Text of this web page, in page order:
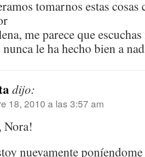
tomarnos estas
me parece que
nunca le ha hecho bien a
dijo:
18, 2010 a las 3:57 am
Nora!
nuevamente